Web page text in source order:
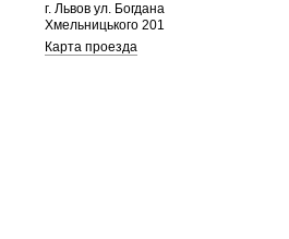
г. Львов ул. Богдана
Хмельницького 201
Карта проезда